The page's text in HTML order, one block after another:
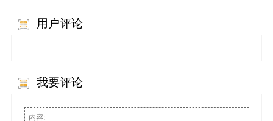
用户评论
我要评论